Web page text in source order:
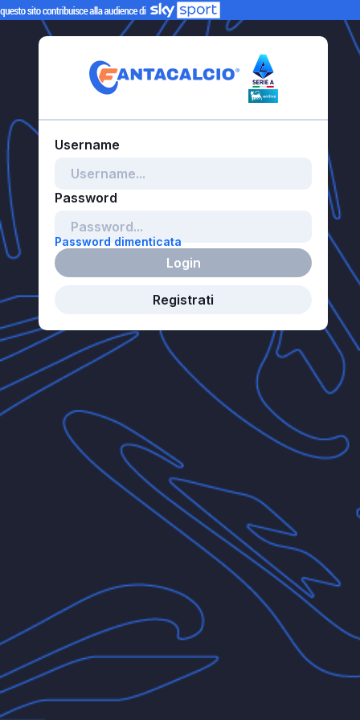
Password dimenticata
Login
Registrati